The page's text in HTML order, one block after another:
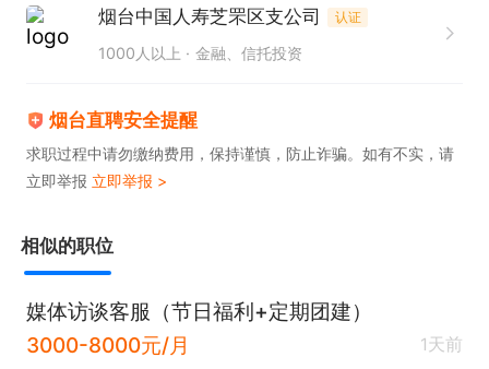
1、带薪培训，经理‮对一‬一带人模式，培训体制完善，
工作流程细节化，让员工全方面长:
训、带薪休假、生日礼物、各种‮福日‬利、团队旅游、
公司团建、享‮各受‬种法‮节定‬假日+婚假+产假等
3、晋升方向清晰，薪酬福利‮升上‬空间大。
工作地址
广场(南大街)
烟台中国人寿芝罘区支公司 认证
1000人以上 金融、信托投资
烟台直聘安全提醒
求职过程中请勿缴纳费用，保持谨慎，防止诈骗。如有不实，请
立即举报 立即举报 >
相似的职位
媒体访谈客服（节日福利+定期团建）
3000-8000元/月
1天前